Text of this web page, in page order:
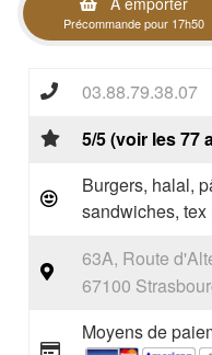
Précommande pour 17h50
03.88.79.38.07
5/5 (voir les 77
Burgers, halal,
sandwiches,
63A, Route
67100
Moyens de